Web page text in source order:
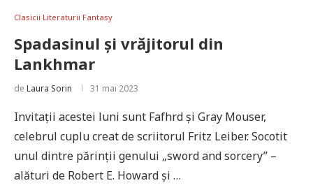
Clasicii Literaturii Fantasy
Spadasinul și vrăjitorul din
Lankhmar
de Laura Sorin 31 mai 2023
Invitații acestei luni sunt Fafhrd și Gray Mouser,
celebrul cuplu creat de scriitorul Fritz Leiber. Socotit
unul dintre părinții genului „sword and sorcery” –
alături de Robert E. Howard și …